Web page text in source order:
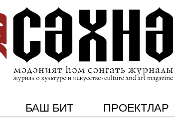
БАШ БИТ ПРОЕКТЛАР